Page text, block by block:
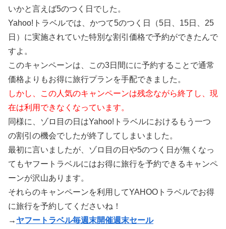
いかと言えば5のつく日でした。
Yahoo!トラベルでは、かつて5のつく日（5日、15日、25
日）に実施されていた特別な割引価格で予約ができたんで
すよ。
このキャンペーンは、この3日間にに予約することで通常
価格よりもお得に旅行プランを手配できました。
しかし、この人気のキャンペーンは残念ながら終了し、現
在は利用できなくなっています。
同様に、ゾロ目の日はYahoo!トラベルにおけるもう一つ
の割引の機会でしたが終了してしまいました。
最初に言いましたが、ゾロ目の日や5のつく日が無くなっ
てもヤフートラベルにはお得に旅行を予約できるキャンペ
ーンが沢山あります。
それらのキャンペーンを利用してYAHOOトラベルでお得
に旅行を予約してくださいね！
→ ヤフートラベル毎週末開催週末セール